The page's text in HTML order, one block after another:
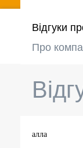
Відгуки
Про
алла